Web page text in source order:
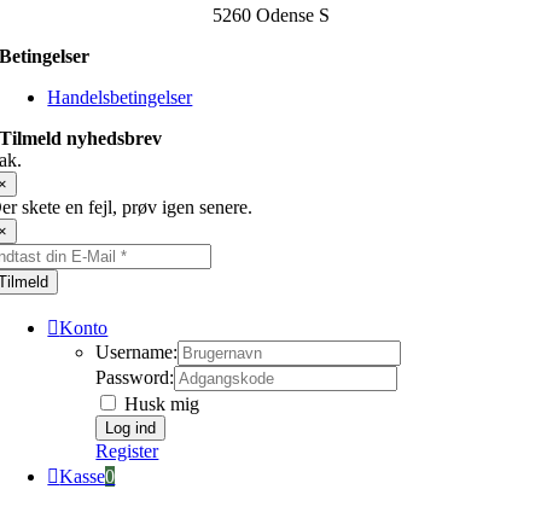
5260 Odense S
Betingelser
Handelsbetingelser
Tilmeld nyhedsbrev
skete en fejl, prøv igen senere.
Konto
Username:
Password:
Husk mig
Register
Kasse0